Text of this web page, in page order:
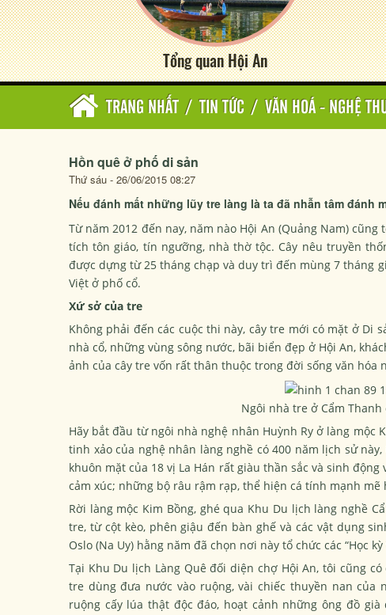
Tổng quan Hội An
TRANG NHẤT / TIN TỨC / VĂN HOÁ - NGHỆ
Hồn quê ở phố di sản
Thứ sáu - 26/06/2015 08:27
Nếu đánh mất những lũy tre làng là ta đã nhẫn tâm đánh
Từ năm 2012 đến nay, năm nào Hội An (Quảng Nam)
tích tôn giáo, tín ngưỡng, nhà thờ tộc. Cây nêu truyền
được dựng từ 25 tháng chạp và duy trì đến mùng 7 tháng
Việt ở phố cổ.
Xứ sở của tre
Không phải đến các cuộc thi này, cây tre mới có mặt ở Di
nhà cổ, những vùng sông nước, bãi biển đẹp ở Hội An,
ảnh của cây tre vốn rất thân thuộc trong đời sống văn hóa
Ngôi nhà tre ở Cẩm Thanh
Hãy bắt đầu từ ngôi nhà nghệ nhân Huỳnh Ry ở làng mộc
tinh xảo của nghệ nhân làng nghề có 400 năm lịch sử
khuôn mặt của 18 vị La Hán rất giàu thần sắc và sinh
cảm xúc; những bộ râu rậm rạp, thể hiện cá tính mạnh
Rời làng mộc Kim Bồng, ghé qua Khu Du lịch làng nghề
tre, từ cột kèo, phên giậu đến bàn ghế và các vật dụng
Oslo (Na Uy) hằng năm đã chọn nơi này tổ chức các “Học
Tại Khu Du lịch Làng Quê đối diện chợ Hội An, tôi cũng
tre dùng đưa nước vào ruộng, vài chiếc thuyền nan của
ruộng cấy lúa thật độc đáo, hoạt cảnh những ông đồ